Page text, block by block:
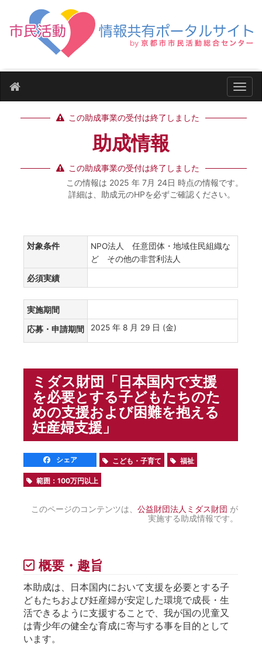
ナビ
この助成事業の受付は終了しました
助成情報
この助成事業の受付は終了しました
この情報は 2025 年 7月 24日 時点の情報です。
詳細は、助成元のHPを必ずご確認ください。
対象条件
NPO法人 任意団体・地域住民組織な
ど その他の非営利法人
必須実績
実施期間
応募・申請期間 2025 年 8 月 29 日 (金)
ミダス財団「日本国内で支援
を必要とする子どもたちのた
めの支援および困難を抱える
妊産婦支援」
シェア こども・子育て 福祉
範囲：100万円以上
このページのコンテンツは、公益財団法人ミダス財団 が
実施する助成情報です。
概要・趣旨
本助成は、日本国内において支援を必要とする子
どもたちおよび妊産婦が安定した環境で成長・生
活できるように支援することで、我が国の児童又
は青少年の健全な育成に寄与する事を目的として
います。